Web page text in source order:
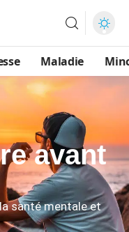
Maladie
avant
santé mentale et